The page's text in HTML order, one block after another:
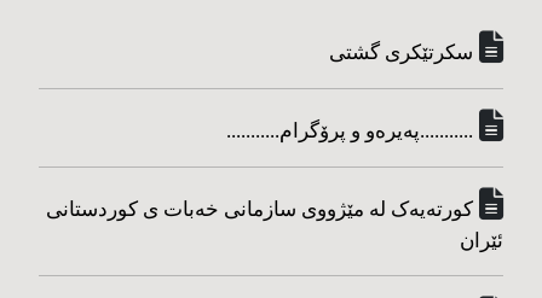
سکرتێکری گشتی
...........په‌یره‌و و پرۆگرام...........
کورته‌یه‌ک له مێژووی سازمانی خه‌بات ی کوردستانی
ئێران